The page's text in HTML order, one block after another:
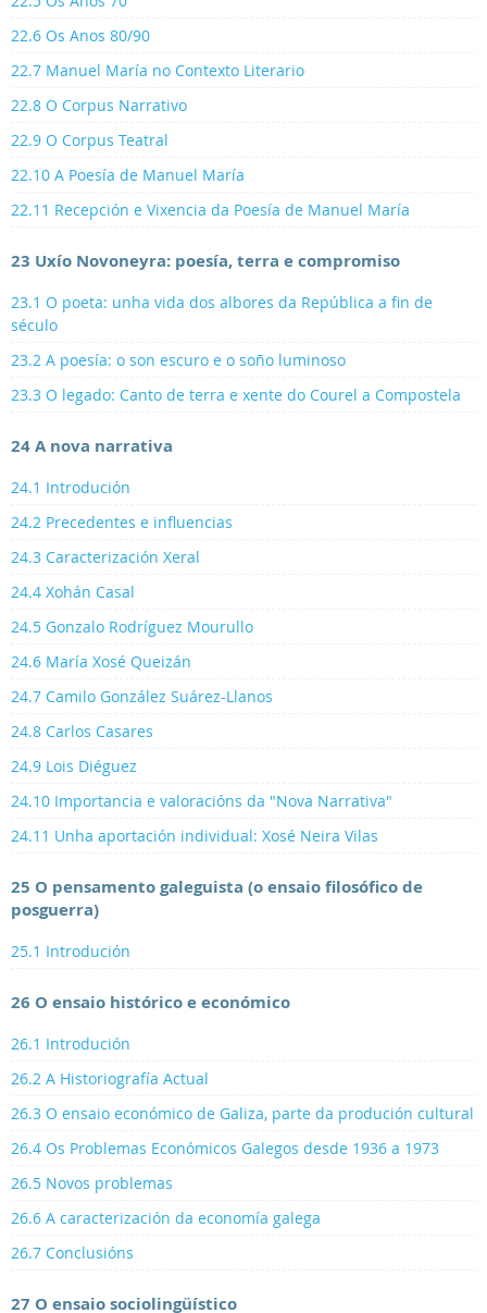
22.6 Os Anos 80/90
22.7 Manuel María no Contexto Literario
22.8 O Corpus Narrativo
22.9 O Corpus Teatral
22.10 A Poesía de Manuel María
22.11 Recepción e Vixencia da Poesía de Manuel María
23 Uxío Novoneyra: poesía, terra e compromiso
23.1 O poeta: unha vida dos albores da República a fin de
século
23.2 A poesía: o son escuro e o soño luminoso
23.3 O legado: Canto de terra e xente do Courel a Compostela
24 A nova narrativa
24.1 Introdución
24.2 Precedentes e influencias
24.3 Caracterización Xeral
24.4 Xohán Casal
24.5 Gonzalo Rodríguez Mourullo
24.6 María Xosé Queizán
24.7 Camilo González Suárez-Llanos
24.8 Carlos Casares
24.9 Lois Diéguez
24.10 Importancia e valoracións da "Nova Narrativa"
24.11 Unha aportación individual: Xosé Neira Vilas
25 O pensamento galeguista (o ensaio filosófico de
posguerra)
25.1 Introdución
26 O ensaio histórico e económico
26.1 Introdución
26.2 A Historiografía Actual
26.3 O ensaio económico de Galiza, parte da produción cultural
26.4 Os Problemas Económicos Galegos desde 1936 a 1973
26.5 Novos problemas
26.6 A caracterización da economía galega
26.7 Conclusións
27 O ensaio sociolingüístico